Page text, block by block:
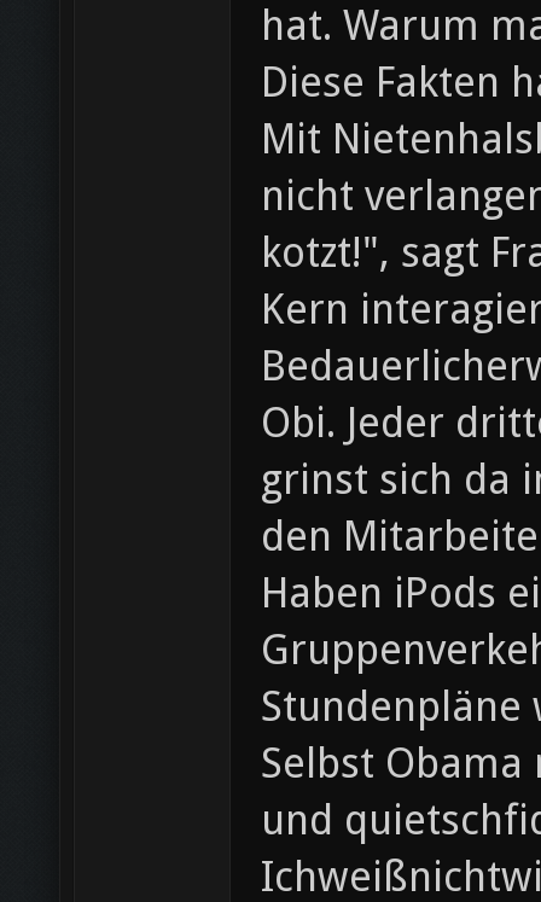
hat. Warum
Diese Fakten
Mit
nicht
kotzt!", sagt
Kern
Obi. Jeder
grinst sich da
den
Haben iPods
Stundenpläne
Selbst
und